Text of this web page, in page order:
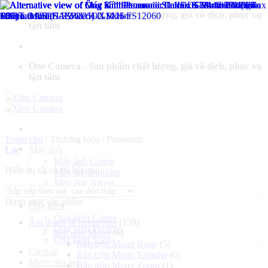
Bỏ
dung
One Camera - Sản phẩm chất lượng, giá vô địch, phục vụ
tận tâm
One Camera - Sản phẩm chất lượng, giá vô địch, phục vụ
tận tâm
Máy ảnh Canon
Máy ảnh Fujifilm
Máy ảnh Nikon
Máy ảnh Sony
Ống kính
Ống kính Canon
Ống kính Fujifilm
Ống kính Sony
Micro thu âm
Trang chủ Thương hiệu
Panasonic
Lọc
Hiển thị tất cả 16 kết quả Đã
sắp
xếp
cao
đến
thấp
Danh mục sản phẩm
Âm thanh & livestream (159)
Bàn trộn Mixer (6)
Bàn trộn Mixer Rode (5)
Bàn trộn Mixer Yamaha (0)
Bàn trộn Mixer Zoom (1)